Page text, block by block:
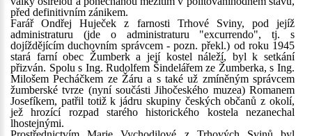
před definitivním zánikem.
Farář Ondřej Huječek z farnosti Trhové Sviny, pod jejíž
administraturu (jde o administraturu "excurrendo", tj. s
dojíždějícím duchovním správcem - pozn. překl.) od roku 1945
stará farní obec Žumberk a její kostel náleží, byl k setkání
přizván. Spolu s Ing. Rudolfem Šindelářem ze Žumberka, s Ing.
Milošem Pecháčkem ze Žáru a s také už zmíněným správcem
žumberské tvrze (nyní součásti Jihočeského muzea) Romanem
Josefíkem, patřil totiž k jádru skupiny českých občanů z okolí,
jež hrozící rozpad starého historického kostela nezanechal
lhostejnými.